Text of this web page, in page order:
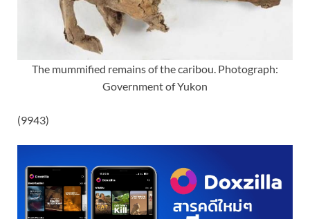
The mummified remains of the caribou. Photograph:
Government of Yukon
(9943)